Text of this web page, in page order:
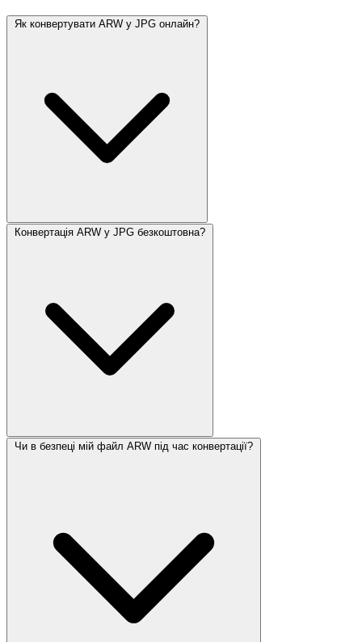
Як конвертувати ARW у JPG онлайн?
Конвертація ARW у JPG безкоштовна?
Чи в безпеці мій файл ARW під час конвертації?